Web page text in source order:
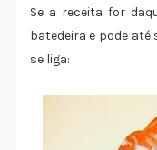
Se a receita for
batedeira e pode
se liga: